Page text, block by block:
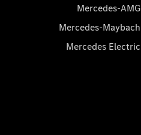
Mercedes-AMG
Mercedes-Maybach
Mercedes Electric